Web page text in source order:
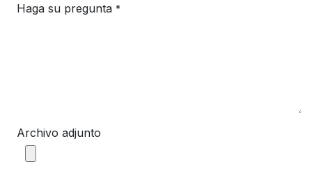
Haga su pregunta *
Archivo adjunto